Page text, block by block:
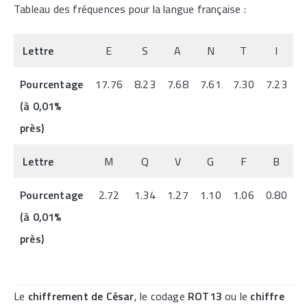
Tableau des fréquences pour la langue française :
Lettre E S A N T I
Pourcentage
(à 0,01%
près)
17.76 8.23 7.68 7.61 7.30 7.23
Lettre M Q V G F B
Pourcentage
(à 0,01%
près)
2.72 1.34 1.27 1.10 1.06 0.80
Le chiffrement de César, le codage ROT13 ou le chiffre